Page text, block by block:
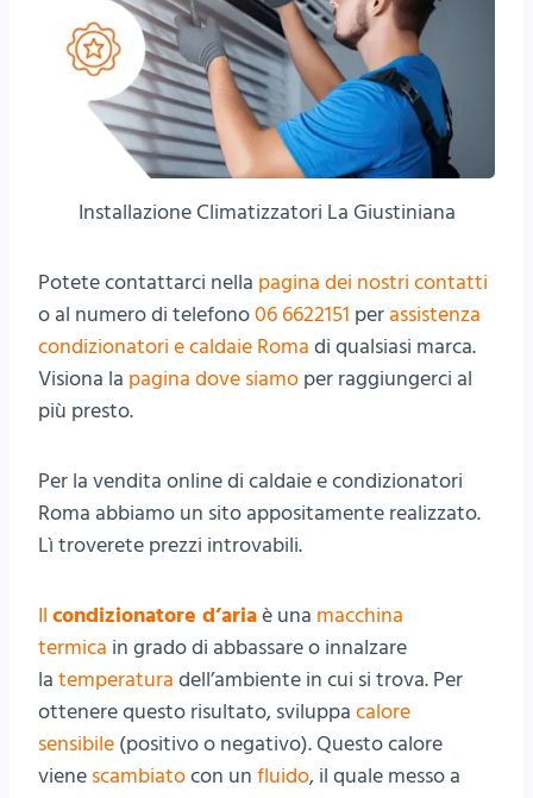
Installazione Climatizzatori La Giustiniana
Potete contattarci nella pagina dei nostri contatti
o al numero di telefono06 6622151 perassistenza
condizionatori e caldaie Roma di qualsiasi marca.
Visiona la pagina dove siamo per raggiungerci al
più presto.
Per la vendita online di caldaie e condizionatori
Roma abbiamo un sito appositamente realizzato.
Lì troverete prezzi introvabili.
Il condizionatore d’ariaè una macchina
termica in grado di abbassare o innalzare
la temperatura dell’ambiente in cui si trova. Per
ottenere questo risultato, sviluppa calore
sensibile (positivo o negativo). Questo calore
viene scambiatocon un fluido, il quale messo a